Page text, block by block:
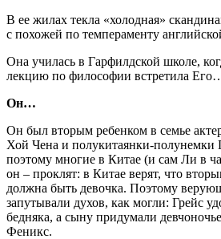
В ее жилах текла «холодная»
с похожей по темпераменту
Она училась в Гарфилдской школе,
лекцию по философии встретила
Он…
Он был вторым ребенком в семье
Хой Чена и полукитаянки-полунемки
поэтому многие в Китае (и сам Ли в
он – проклят: в Китае верят, что
должна быть девочка. Поэтому
запутывали духов, как могли: Грейс
бедняка, а сыну придумали
Феникс.